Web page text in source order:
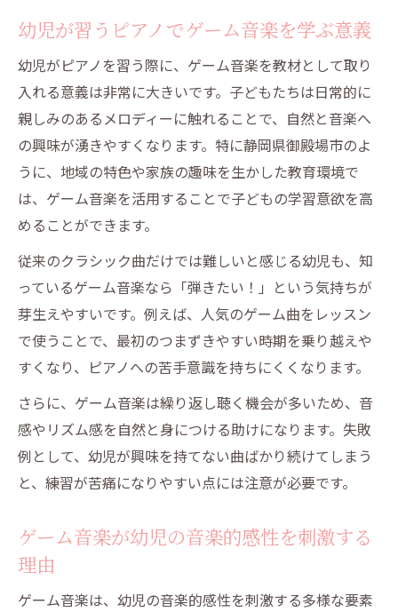
幼児が習うピアノでゲーム音楽を学ぶ意義
幼児がピアノを習う際に、ゲーム音楽を教材として取り
入れる意義は非常に大きいです。子どもたちは日常的に
親しみのあるメロディーに触れることで、自然と音楽へ
の興味が湧きやすくなります。特に静岡県御殿場市のよ
うに、地域の特色や家族の趣味を生かした教育環境で
は、ゲーム音楽を活用することで子どもの学習意欲を高
めることができます。
従来のクラシック曲だけでは難しいと感じる幼児も、知
っているゲーム音楽なら「弾きたい！」という気持ちが
芽生えやすいです。例えば、人気のゲーム曲をレッスン
で使うことで、最初のつまずきやすい時期を乗り越えや
すくなり、ピアノへの苦手意識を持ちにくくなります。
さらに、ゲーム音楽は繰り返し聴く機会が多いため、音
感やリズム感を自然と身につける助けになります。失敗
例として、幼児が興味を持てない曲ばかり続けてしまう
と、練習が苦痛になりやすい点には注意が必要です。
ゲーム音楽が幼児の音楽的感性を刺激する
理由
ゲーム音楽は、幼児の音楽的感性を刺激する多様な要素